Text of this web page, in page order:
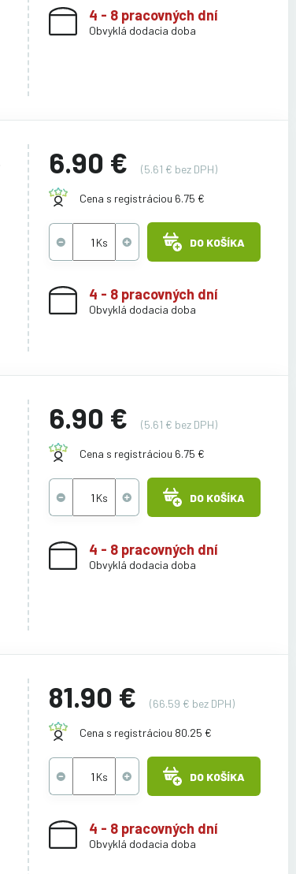
4 - 8 pracovných dní
Obvyklá dodacia doba
6.90 € (5.61 € bez DPH)
Cena s registráciou 6.75 €
DO KOŠÍKA
4 - 8 pracovných dní
Obvyklá dodacia doba
6.90 € (5.61 € bez DPH)
Cena s registráciou 6.75 €
DO KOŠÍKA
4 - 8 pracovných dní
Obvyklá dodacia doba
81.90 € (66.59 € bez DPH)
Cena s registráciou 80.25 €
DO KOŠÍKA
4 - 8 pracovných dní
Obvyklá dodacia doba